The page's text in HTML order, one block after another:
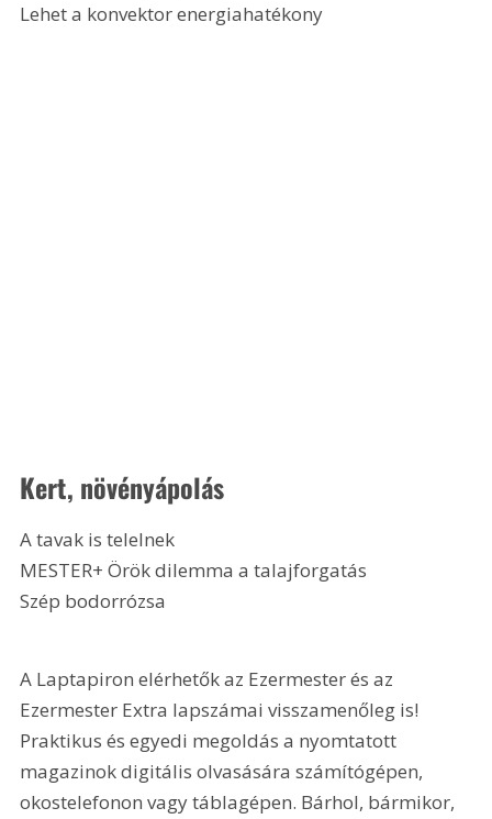
Lehet a konvektor energiahatékony
Kert, növényápolás
A tavak is telelnek
MESTER+ Örök dilemma a talajforgatás
Szép bodorrózsa
A Laptapiron elérhetők az Ezermester és az
Ezermester Extra lapszámai visszamenőleg is!
Praktikus és egyedi megoldás a nyomtatott
magazinok digitális olvasására számítógépen,
okostelefonon vagy táblagépen. Bárhol, bármikor,